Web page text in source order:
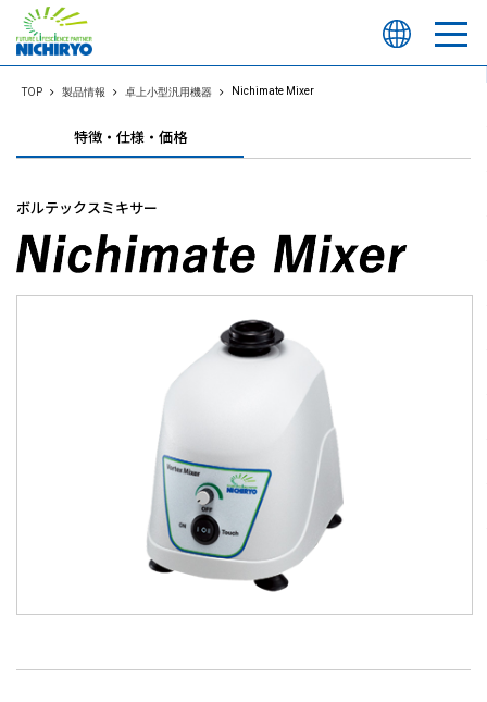
TOP 製品情報 卓上小型汎用機器 Nichimate Mixer
特徴・仕様・価格
ボルテックスミキサー